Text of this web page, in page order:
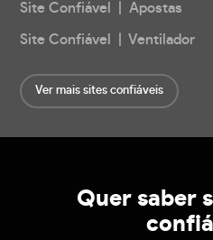
Site Confiável | Apostas
Site Confiável | Ventilador
Ver mais sites confiáveis
Quer saber